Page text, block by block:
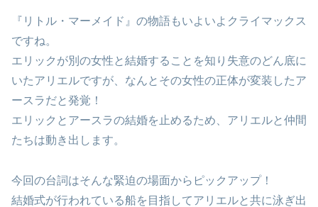
『リトル・マーメイド』の物語もいよいよクライマックス
ですね。
エリックが別の女性と結婚することを知り失意のどん底に
いたアリエルですが、なんとその女性の正体が変装したア
ースラだと発覚！
エリックとアースラの結婚を止めるため、アリエルと仲間
たちは動き出します。
今回の台詞はそんな緊迫の場面からピックアップ！
結婚式が行われている船を目指してアリエルと共に泳ぎ出